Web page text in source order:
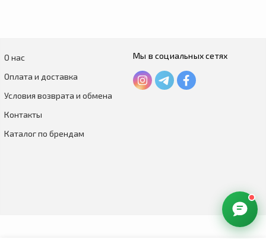
О нас
Оплата и доставка
Условия возврата и обмена
Контакты
Каталог по брендам
Мы в социальных сетях